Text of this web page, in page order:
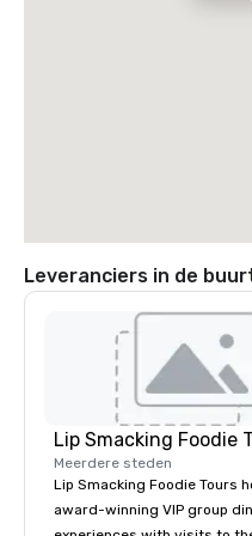
Leveranciers in de
Lip Smacking Foodie
Meerdere steden
Lip Smacking Foodie Tours
award-winning VIP group